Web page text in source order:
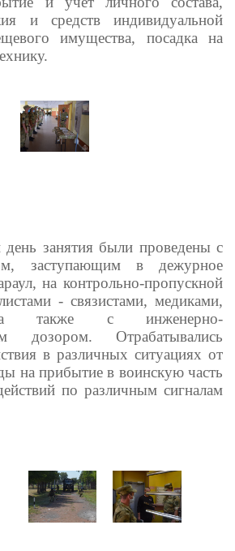
и средств индивидуальной
имущества, посадка на
занятия были проведены с
заступающим в дежурное
на контрольно-пропускной
- связистами, медиками,
а также с инженерно-
дозором. Отрабатывались
в различных ситуациях от
на прибытие в воинскую часть
по различным сигналам